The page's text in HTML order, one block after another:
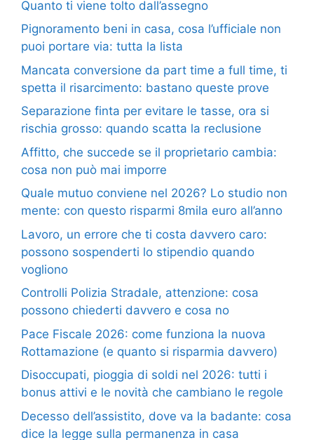
Quanto ti viene tolto dall’assegno
Pignoramento beni in casa, cosa l’ufficiale non
puoi portare via: tutta la lista
Mancata conversione da part time a full time, ti
spetta il risarcimento: bastano queste prove
Separazione finta per evitare le tasse, ora si
rischia grosso: quando scatta la reclusione
Affitto, che succede se il proprietario cambia:
cosa non può mai imporre
Quale mutuo conviene nel 2026? Lo studio non
mente: con questo risparmi 8mila euro all’anno
Lavoro, un errore che ti costa davvero caro:
possono sospenderti lo stipendio quando
vogliono
Controlli Polizia Stradale, attenzione: cosa
possono chiederti davvero e cosa no
Pace Fiscale 2026: come funziona la nuova
Rottamazione (e quanto si risparmia davvero)
Disoccupati, pioggia di soldi nel 2026: tutti i
bonus attivi e le novità che cambiano le regole
Decesso dell’assistito, dove va la badante: cosa
dice la legge sulla permanenza in casa